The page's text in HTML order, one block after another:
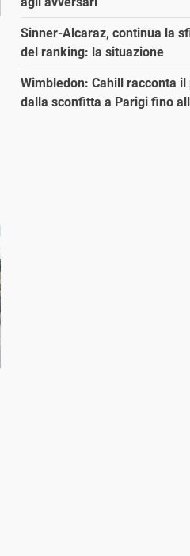
Sinner-Alcaraz, continua la
del ranking: la situazione
Wimbledon: Cahill racconta
dalla sconfitta a Parigi fino